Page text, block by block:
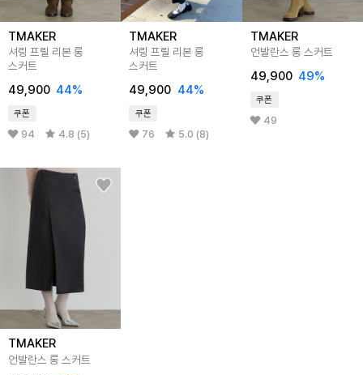
TMAKER
셔링 프릴 리본 롱
스커트
49,900 44%
쿠폰
94 4.8 (5)
TMAKER
셔링 프릴 리본 롱
스커트
49,900 44%
쿠폰
76 5.0 (8)
TMAKER
언발란스 롱 스커트
49,900 49%
쿠폰
49
TMAKER
언발란스 롱 스커트